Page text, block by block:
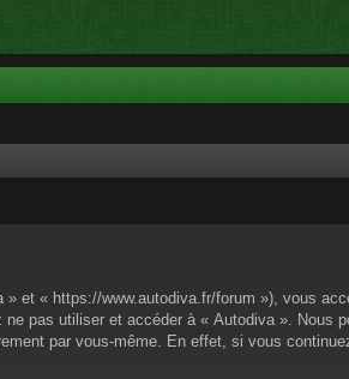
et « https://www.autodiva.fr/forum »), vous
pas utiliser et accéder à « Autodiva ». Nous
par vous-même. En effet, si vous